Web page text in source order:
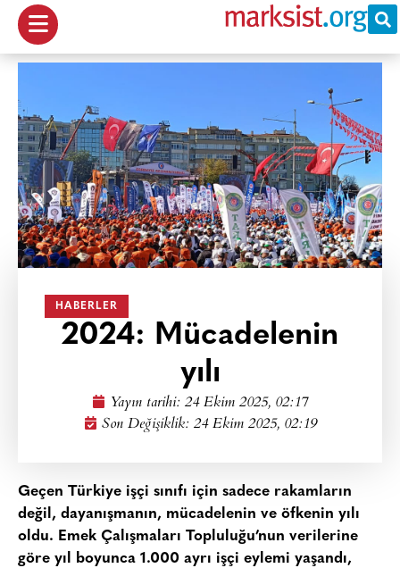
HABERLER
2024: Mücadelenin
yılı
Yayın tarihi: 24 Ekim 2025, 02:17
Son Değişiklik: 24 Ekim 2025, 02:19
Geçen Türkiye işçi sınıfı için sadece rakamların
değil, dayanışmanın, mücadelenin ve öfkenin yılı
oldu. Emek Çalışmaları Topluluğu’nun verilerine
göre yıl boyunca 1.000 ayrı işçi eylemi yaşandı,